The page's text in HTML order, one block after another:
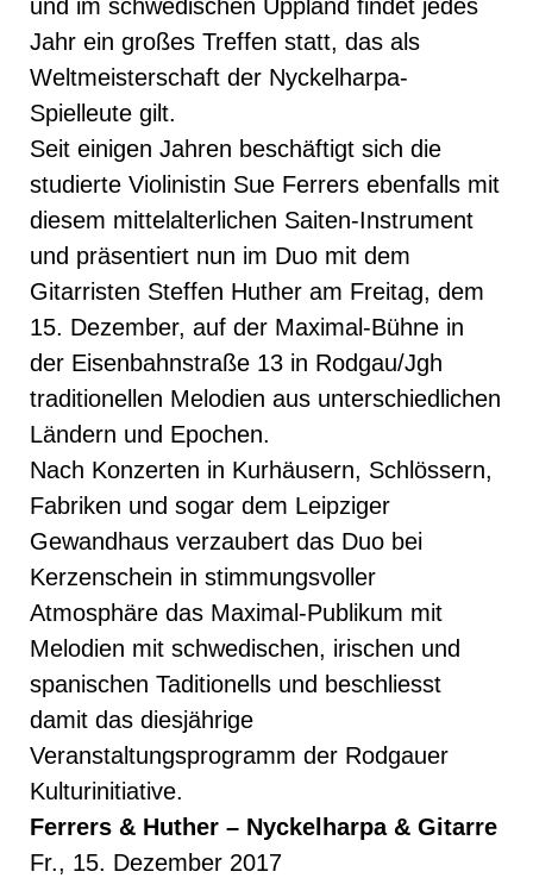
und im schwedischen Uppland findet jedes
Jahr ein großes Treffen statt, das als
Weltmeisterschaft der Nyckelharpa-
Spielleute gilt.
Seit einigen Jahren beschäftigt sich die
studierte Violinistin Sue Ferrers ebenfalls mit
diesem mittelalterlichen Saiten-Instrument
und präsentiert nun im Duo mit dem
Gitarristen Steffen Huther am Freitag, dem
15. Dezember, auf der Maximal-Bühne in
der Eisenbahnstraße 13 in Rodgau/Jgh
traditionellen Melodien aus unterschiedlichen
Ländern und Epochen.
Nach Konzerten in Kurhäusern, Schlössern,
Fabriken und sogar dem Leipziger
Gewandhaus verzaubert das Duo bei
Kerzenschein in stimmungsvoller
Atmosphäre das Maximal-Publikum mit
Melodien mit schwedischen, irischen und
spanischen Taditionells und beschliesst
damit das diesjährige
Veranstaltungsprogramm der Rodgauer
Kulturinitiative.
Ferrers & Huther – Nyckelharpa & Gitarre
Fr., 15. Dezember 2017